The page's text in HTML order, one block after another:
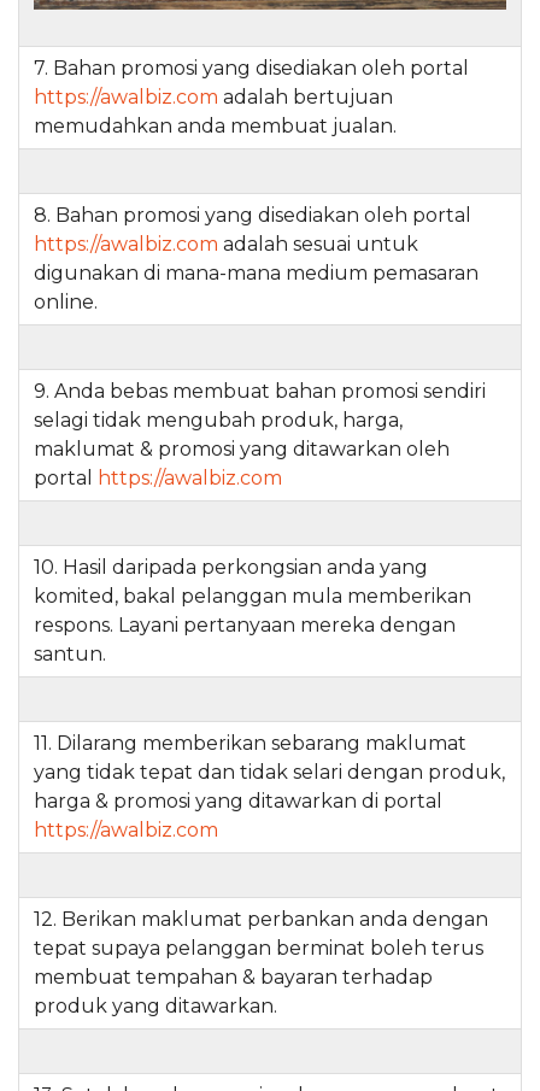
7. Bahan promosi yang disediakan oleh portal
https://awalbiz.com adalah bertujuan
memudahkan anda membuat jualan.
8. Bahan promosi yang disediakan oleh portal
https://awalbiz.com adalah sesuai untuk
digunakan di mana-mana medium pemasaran
online.
9. Anda bebas membuat bahan promosi sendiri
selagi tidak mengubah produk, harga,
maklumat & promosi yang ditawarkan oleh
portal
https://awalbiz.com
10. Hasil daripada perkongsian anda yang
komited, bakal pelanggan mula memberikan
respons. Layani pertanyaan mereka dengan
santun.
11. Dilarang memberikan sebarang maklumat
yang tidak tepat dan tidak selari dengan produk,
harga & promosi yang ditawarkan di portal
https://awalbiz.com
12. Berikan maklumat perbankan anda dengan
tepat supaya pelanggan berminat boleh terus
membuat tempahan & bayaran terhadap
produk yang ditawarkan.